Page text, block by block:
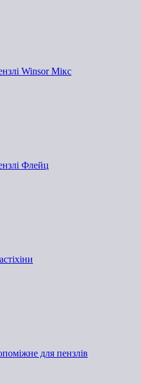
Winsor Мікс
Флейц
для пензлів